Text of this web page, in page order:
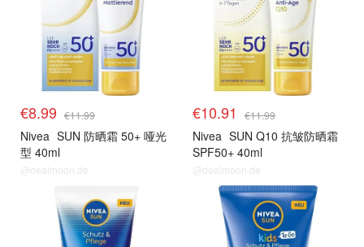
€8.99 €11.99
Nivea SUN 防晒霜 50+ 哑光
型 40ml
@dealmoon.de
€10.91 €11.99
Nivea SUN Q10 抗皱防晒霜
SPF50+ 40ml
@dealmoon.de